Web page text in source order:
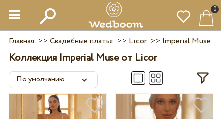
0
Главная >> Свадебные платья >> Licor>> Imperial Muse
Коллекция Imperial Muse от Licor